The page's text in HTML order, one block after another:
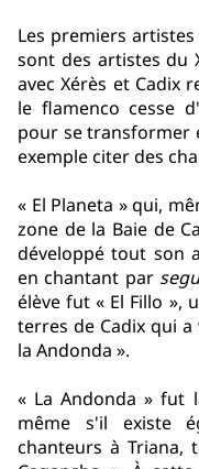
Les premiers
sont des artistes du
avec Xérès et Cadix
le flamenco cesse
pour se transformer
exemple citer des
« El Planeta » qui,
zone de la Baie de
développé tout son
en chantant par
élève fut « El Fillo »,
terres de Cadix qui
la Andonda ».
« La Andonda » fut
même s'il existe
chanteurs à Triana,